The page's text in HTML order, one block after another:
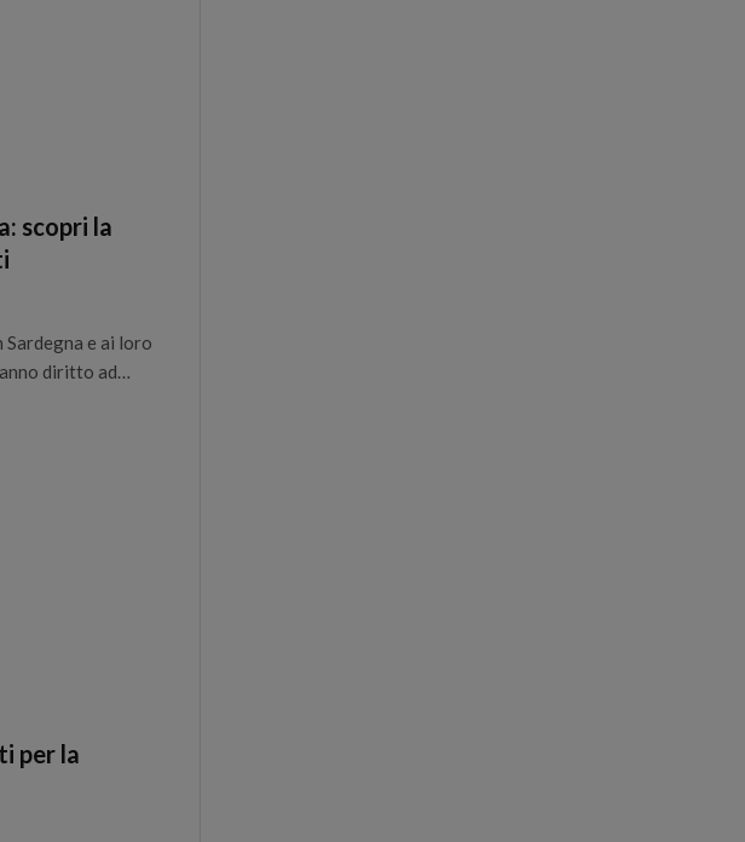
scopri la
e ai loro
diritto ad…
per la